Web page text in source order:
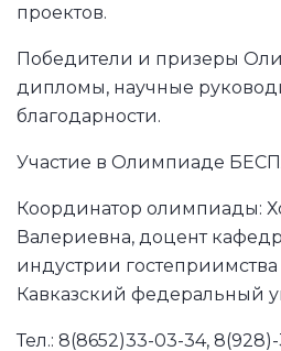
проектов.
Победители и призеры
дипломы, научные
благодарности.
Участие в Олимпиаде
Координатор олимпиады:
Валериевна, доцент
индустрии
Кавказский федеральный
Тел.: 8(8652)33-03-34,